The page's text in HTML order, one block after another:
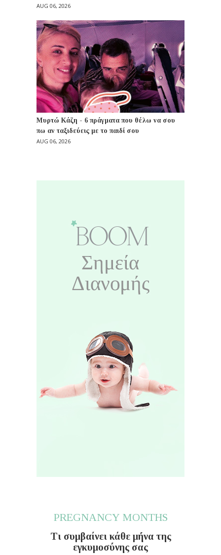
AUG 06, 2026
Μυρτώ Κάζη - 6 πράγματα που θέλω να σου
πω αν ταξιδεύεις με το παιδί σου
AUG 06, 2026
PREGNANCY MONTHS
Τι συμβαίνει κάθε μήνα της
εγκυμοσύνης σας